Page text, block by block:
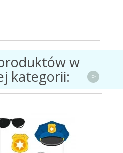
w
kategorii: >